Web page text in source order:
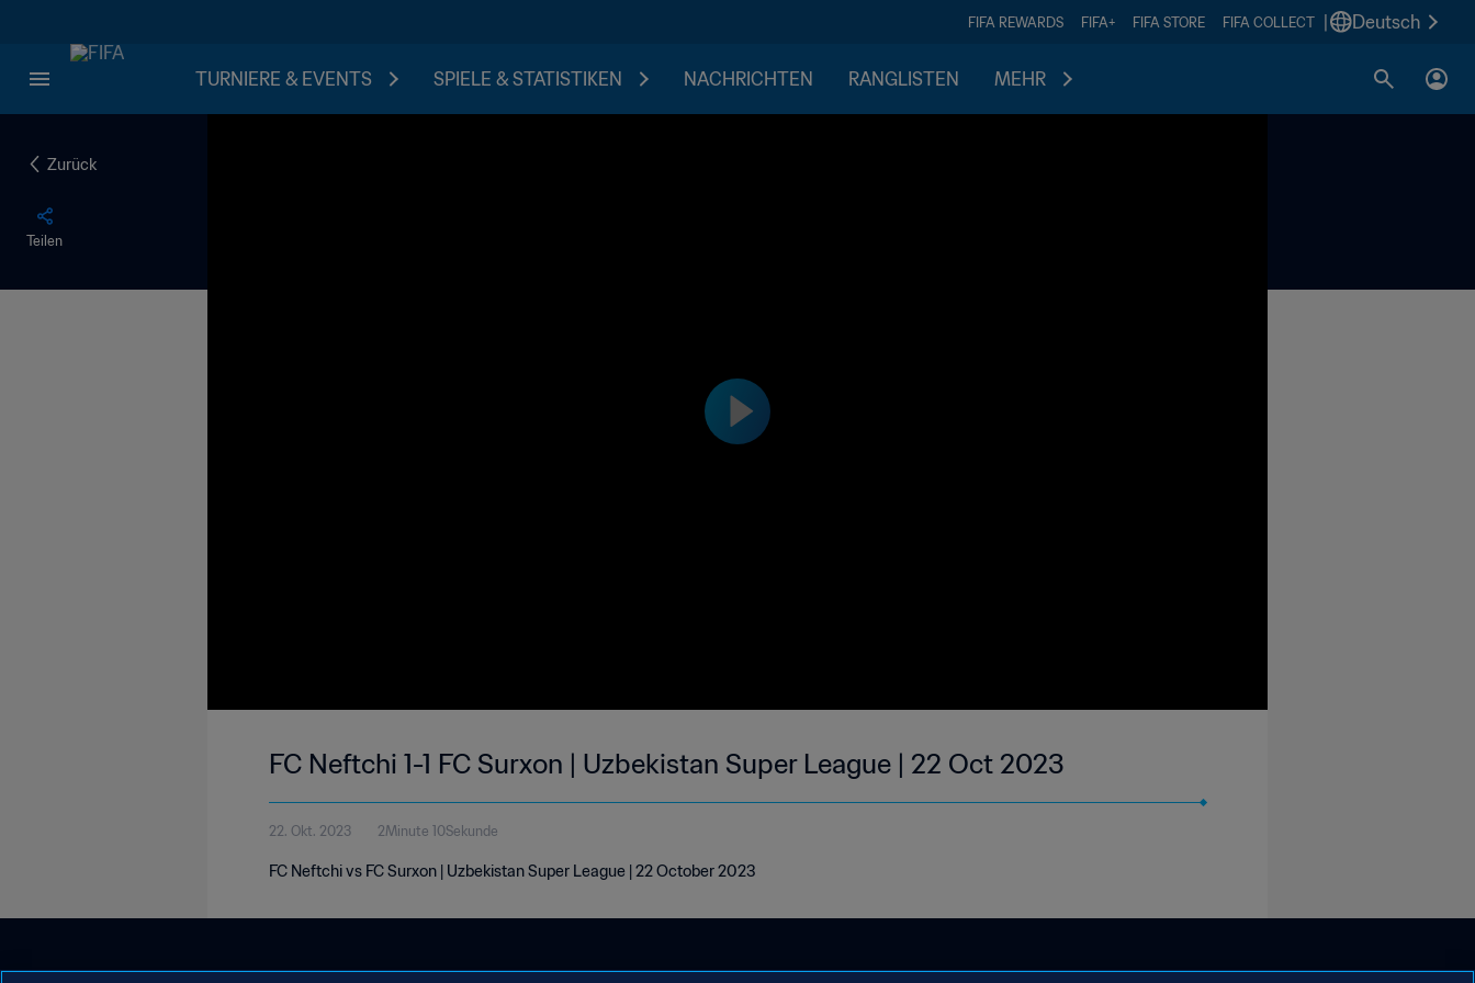
FIFA REWARDS FIFA+ FIFA STORE FIFA COLLECT Deutsch
TURNIERE & EVENTS SPIELE & STATISTIKEN NACHRICHTEN RANGLISTEN MEHR
Zurück
Teilen
FC Neftchi 1-1 FC Surxon | Uzbekistan Super League | 22 Oct 2023
22. Okt. 2023 2Minute 10Sekunde
FC Neftchi vs FC Surxon | Uzbekistan Super League | 22 October 2023